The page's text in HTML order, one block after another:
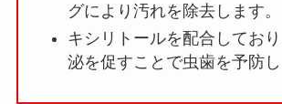
グにより汚れを除去します。
キシリトールを配合してお
泌を促すことで虫歯を予防し